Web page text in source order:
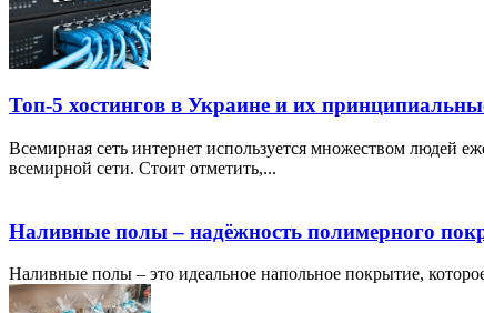
Топ-5 хостингов в Украине и их
Всемирная сеть интернет используется множеством людей
всемирной сети. Стоит отметить,...
Наливные полы – надёжность полимерного
Наливные полы – это идеальное напольное покрытие,